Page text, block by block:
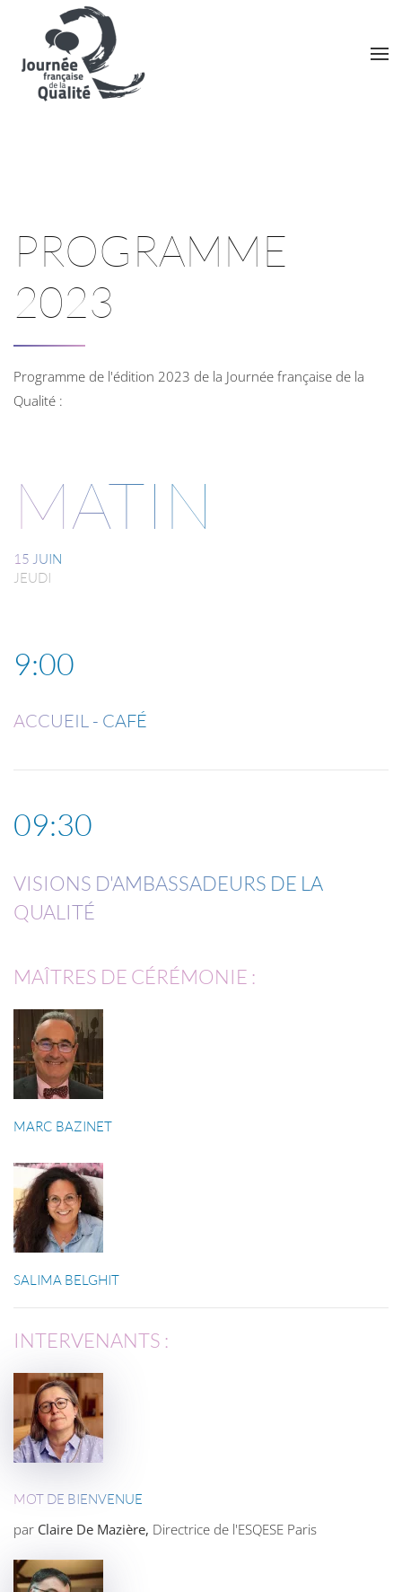
Skip to main content
PROGRAMME
2023
Programme de l'édition 2023 de la Journée française de la
Qualité :
MATIN
15 JUIN
JEUDI
9:00
ACCUEIL - CAFÉ
09:30
VISIONS D'AMBASSADEURS DE LA
QUALITÉ
MAÎTRES DE CÉRÉMONIE :
MARC BAZINET
SALIMA BELGHIT
INTERVENANTS :
MOT DE BIENVENUE
par Claire De Mazière, Directrice de l'ESQESE Paris